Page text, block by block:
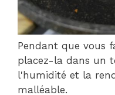
Pendant que vous
placez-la dans un
l'humidité et la
malléable.